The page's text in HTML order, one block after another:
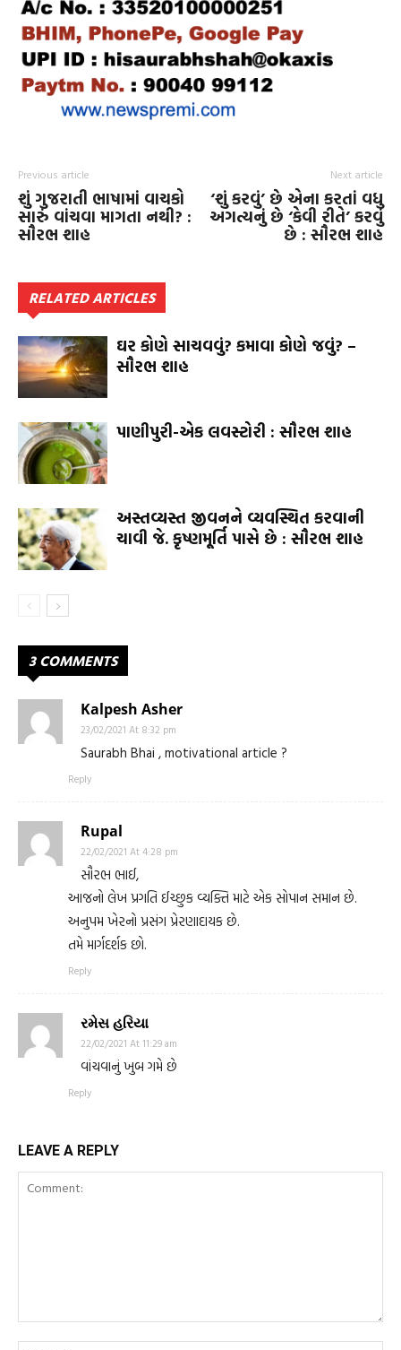
Previous article
શું ગુજરાતી ભાષામાં વાચકો
સારું વાંચવા માગતા નથી? :
સૌરભ શાહ
Next article
‘શું કરવું’ છે એના કરતાં વધુ
અગત્યનું છે ‘કેવી રીતે’ કરવું
છે : સૌરભ શાહ
RELATED ARTICLES
ઘર કોણે સાચવવું? કમાવા કોણે જવું? –
સૌરભ શાહ
પાણીપુરી-એક લવસ્ટોરી : સૌરભ શાહ
અસ્તવ્યસ્ત જીવનને વ્યવસ્થિત કરવાની
ચાવી જે. કૃષ્ણમૂર્તિ પાસે છે : સૌરભ શાહ
3 COMMENTS
Kalpesh Asher
23/02/2021 At 8:32 pm
Saurabh Bhai , motivational article ?
Reply
Rupal
22/02/2021 At 4:28 pm
સૌરભ ભાઈ,
આજનો લેખ પ્રગતિ ઈચ્છુક વ્યક્તિ માટે એક સોપાન સમાન છે.
અનુપમ ખેરનો પ્રસંગ પ્રેરણાદાયક છે.
તમે માર્ગદર્શક છો.
Reply
રમેસ હરિયા
22/02/2021 At 11:29 am
વાંચવાનું ખુબ ગમે છે
Reply
LEAVE A REPLY